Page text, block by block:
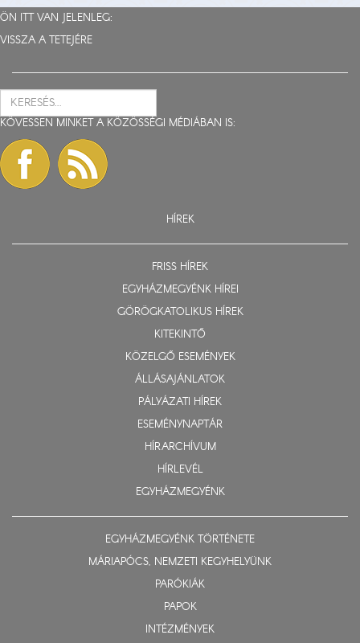
ÖN ITT VAN JELENLEG:
VISSZA A TETEJÉRE
KÖVESSEN MINKET A KÖZÖSSÉGI MÉDIÁBAN IS:
HÍREK
FRISS HÍREK
EGYHÁZMEGYÉNK HÍREI
GÖRÖGKATOLIKUS HÍREK
KITEKINTŐ
KÖZELGŐ ESEMÉNYEK
ÁLLÁSAJÁNLATOK
PÁLYÁZATI HÍREK
ESEMÉNYNAPTÁR
HÍRARCHÍVUM
HÍRLEVÉL
EGYHÁZMEGYÉNK
EGYHÁZMEGYÉNK TÖRTÉNETE
MÁRIAPÓCS, NEMZETI KEGYHELYÜNK
PARÓKIÁK
PAPOK
INTÉZMÉNYEK